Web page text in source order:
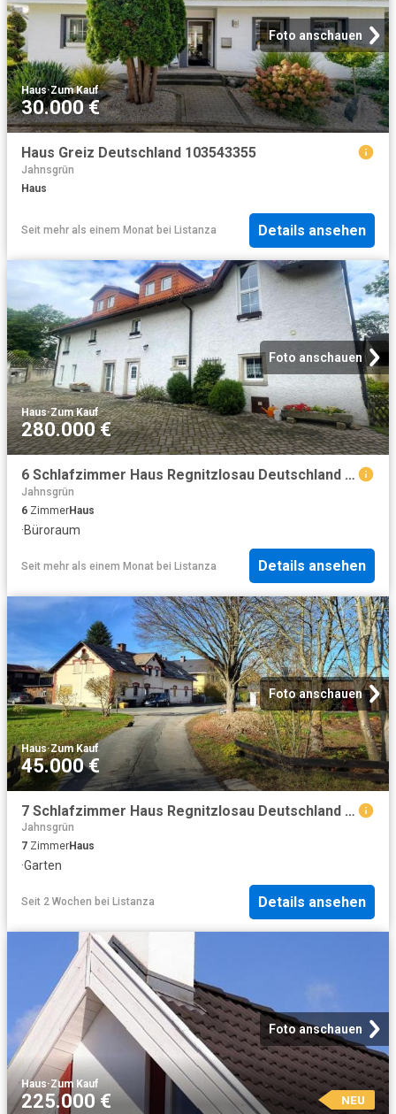
Foto anschauen
Haus·Zum Kauf
30.000 €
Haus Greiz Deutschland 103543355
Jahnsgrün
Haus
Seit mehr als einem Monat bei Listanza Details ansehen
Foto anschauen
Haus·Zum Kauf
280.000 €
6 Schlafzimmer Haus Regnitzlosau Deutschland 99234809
Jahnsgrün
6 ZimmerHaus
·Büroraum
Seit mehr als einem Monat bei Listanza Details ansehen
Foto anschauen
Haus·Zum Kauf
45.000 €
7 Schlafzimmer Haus Regnitzlosau Deutschland 104364930
Jahnsgrün
7 ZimmerHaus
·Garten
Seit 2 Wochen bei Listanza Details ansehen
Foto anschauen
Haus·Zum Kauf
225.000 € NEU